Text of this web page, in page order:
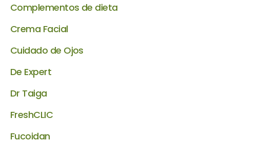
Complementos de dieta
Crema Facial
Cuidado de Ojos
De Expert
Dr Taiga
FreshCLIC
Fucoidan